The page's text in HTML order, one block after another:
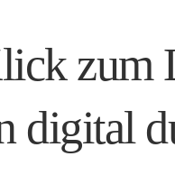
zum
digital